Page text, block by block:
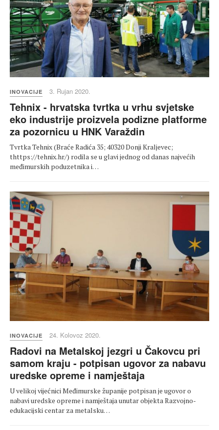
INOVACIJE 3. Rujan 2020.
Tehnix - hrvatska tvrtka u vrhu svjetske
eko industrije proizvela podizne platforme
za pozornicu u HNK Varaždin
Tvrtka Tehnix (Braće Radića 35; 40320 Donji Kraljevec;
thttps://tehnix.hr/) rodila se u glavi jednog od danas najvećih
međimurskih poduzetnika i…
INOVACIJE 24. Kolovoz 2020.
Radovi na Metalskoj jezgri u Čakovcu pri
samom kraju - potpisan ugovor za nabavu
uredske opreme i namještaja
U velikoj vijećnici Međimurske županije potpisan je ugovor o
nabavi uredske opreme i namještaja unutar objekta Razvojno-
edukacijski centar za metalsku…